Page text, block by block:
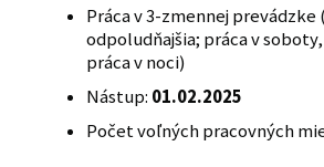
Práca v 3-zmennej prevádzke
odpoludňajšia; práca v
práca v noci)
Nástup: 01.02.2025
Počet voľných pracovných